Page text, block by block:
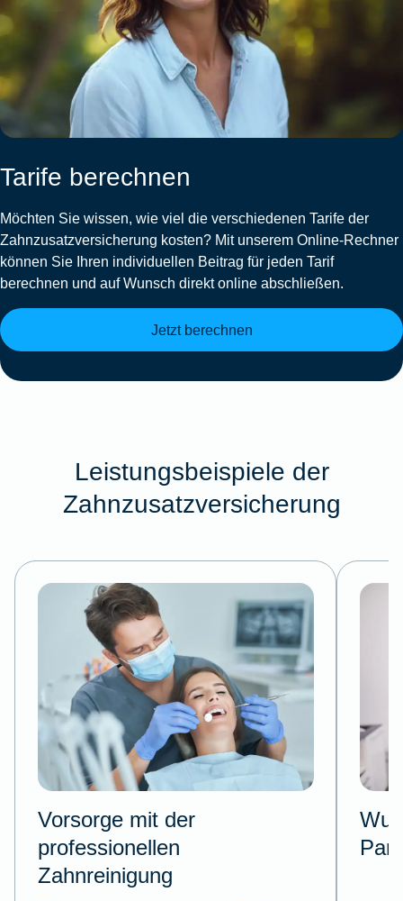
Tarife berechnen
Möchten Sie wissen, wie viel die verschiedenen Tarife der
Zahnzusatzversicherung kosten? Mit unserem Online-Rechner
können Sie Ihren individuellen Beitrag für jeden Tarif
berechnen und auf Wunsch direkt online abschließen.
Jetzt berechnen
Leistungsbeispiele der
Zahnzusatzversicherung
Vorsorge mit der
professionellen
Zahnreinigung